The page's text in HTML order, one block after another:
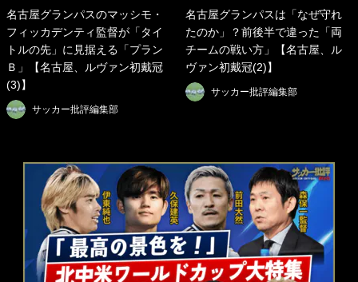
名古屋グランパスのマッシモ・
フィッカデンティ監督が「タイ
トルの先」に見据える「プラン
Ｂ」【名古屋、ルヴァン初戴冠
(3)】
サッカー批評編集部
名古屋グランパスは「なぜ守れ
たのか」？前後半で違った「両
チームの戦い方」【名古屋、ル
ヴァン初戴冠(2)】
サッカー批評編集部